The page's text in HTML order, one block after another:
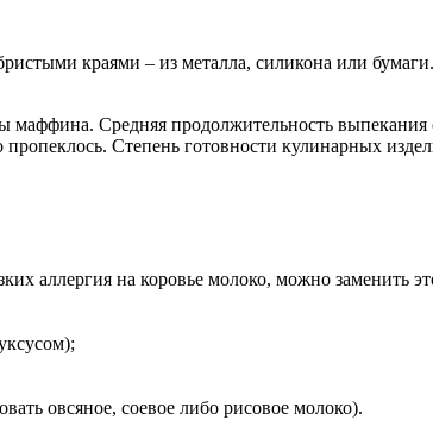
краями – из металла, силикона или
Средняя продолжительность выпекания
Степень готовности кулинарных
аллергия на коровье молоко, можно заменить
овсяное, соевое либо рисовое молоко).